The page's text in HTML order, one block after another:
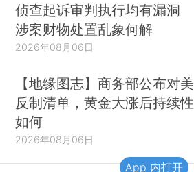
侦查起诉审判执行均有漏洞
涉案财物处置乱象何解
2026年08月06日
【地缘图志】商务部公布对美
反制清单，黄金大涨后持续性
如何
2026年08月06日
App 内打开